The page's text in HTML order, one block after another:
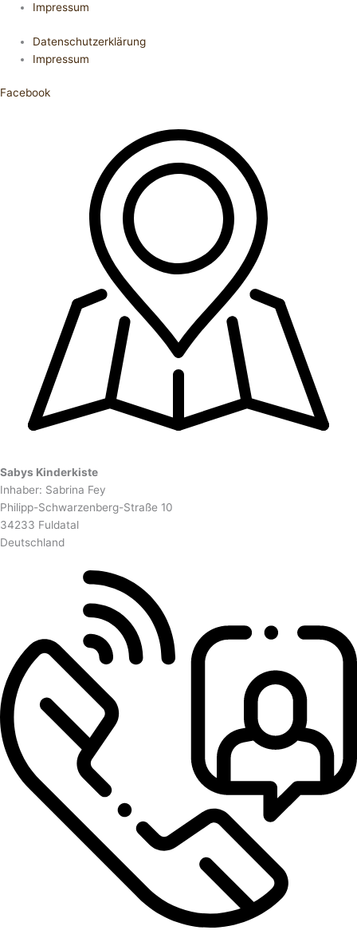
Impressum
Datenschutzerklärung
Impressum
Facebook
Sabys Kinderkiste
Inhaber: Sabrina Fey
Philipp-Schwarzenberg-Straße 10
34233 Fuldatal
Deutschland